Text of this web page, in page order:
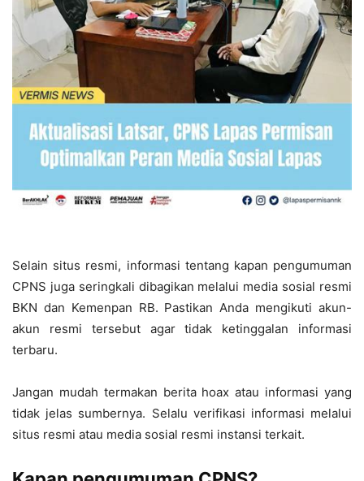
Selain situs resmi, informasi tentang kapan pengumuman
CPNS juga seringkali dibagikan melalui media sosial resmi
BKN dan Kemenpan RB. Pastikan Anda mengikuti akun-
akun resmi tersebut agar tidak ketinggalan informasi
terbaru.
Jangan mudah termakan berita hoax atau informasi yang
tidak jelas sumbernya. Selalu verifikasi informasi melalui
situs resmi atau media sosial resmi instansi terkait.